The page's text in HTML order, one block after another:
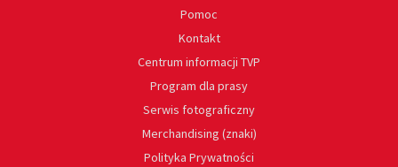
Pomoc
Kontakt
Centrum informacji TVP
Program dla prasy
Serwis fotograficzny
Merchandising (znaki)
Polityka Prywatności